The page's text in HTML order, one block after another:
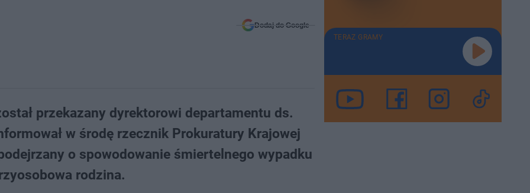
Dodaj do Google
przekazany dyrektorowi departamentu ds.
w środę rzecznik Prokuratury Krajowej
o spowodowanie śmiertelnego wypadku
rodzina.
TERAZ GRAMY